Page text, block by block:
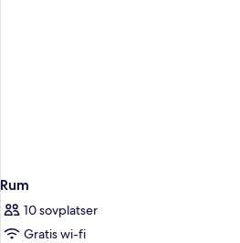
Rum
10 sovplatser
Gratis wi-fi